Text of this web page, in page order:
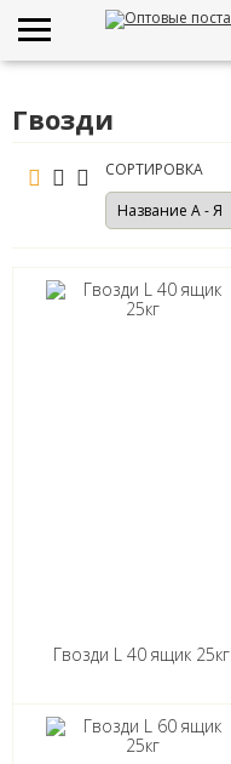
Гвозди
СОРТИРОВКА
Гвозди L 40 ящик 25кг